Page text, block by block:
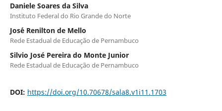
Daniele Soares da Silva
Instituto Federal do Rio Grande do Norte
Jos´´e Renilton de Mello
Rede Estadual de Educação de Pernambuco
Silvio José Pereira do Monte Junior
Rede Estadual de Educação de Pernambuco
DOI: https://doi.org/10.70678/sala8.v1i11.1703